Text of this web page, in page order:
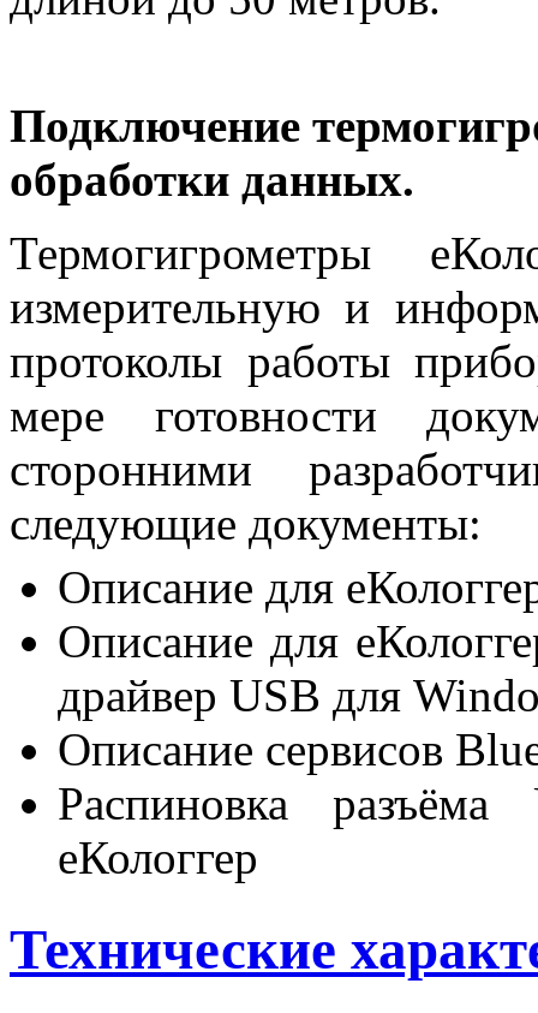
Подключение
обработки данных.
Термогигрометры
измерительную и
протоколы работы
мере готовности
сторонними
следующие документы:
Описание для
Описание для
драйвер USB для
Описание сервисов
Распиновка
еКологгер
Технические